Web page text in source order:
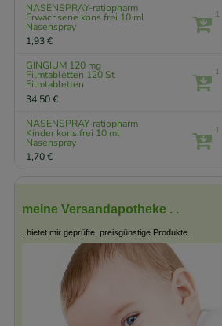
NASENSPRAY-ratiopharm
Erwachsene kons.frei 10 ml
Nasenspray
1,93 €
1
GINGIUM 120 mg
Filmtabletten 120 St
Filmtabletten
34,50 €
1
NASENSPRAY-ratiopharm
Kinder kons.frei 10 ml
Nasenspray
1,70 €
1
meine Versandapotheke . .
..bietet mir geprüfte, preisgünstige Produkte.